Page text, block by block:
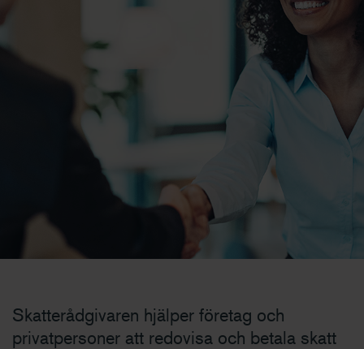
Skatterådgivaren hjälper företag och
privatpersoner att redovisa och betala skatt